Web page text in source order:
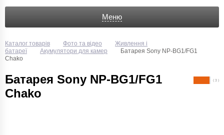
Меню
Каталог товарів Фото та відео
Живлення і
батареї
Акумулятори для камер
Батарея Sony NP-BG1/FG1
Chako
Батарея Sony NP-BG1/FG1
Chako
( 3 )